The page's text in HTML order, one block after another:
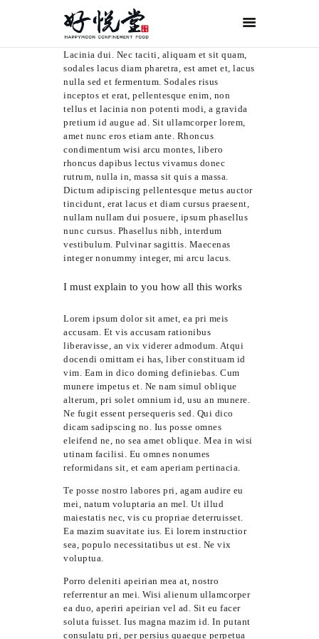
首页
关于好悦堂
经典月膳
传统药膳
紫金药膳
流月调理
滋补好孕
月子服务
联系我们
Lacinia dui. Nec taciti, aliquam et sit quam,
sodales lacus diam pharetra, est amet et, lacus
nulla sed et fermentum. Sodales risus
inceptos et erat, pellentesque enim, non
tellus et lacinia non potenti modi, a gravida
pretium id augue ad. Sit ullamcorper lorem,
amet nunc eros etiam ante. Rhoncus
condimentum wisi arcu montes, libero
rhoncus dapibus lectus vivamus donec
rutrum, nulla in, massa sit quis a massa.
Dictum adipiscing pellentesque metus auctor
tincidunt, erat lacus et diam cursus praesent,
nullam nullam dui posuere, ipsum phasellus
nunc cursus. Phasellus nibh, interdum
vestibulum. Pulvinar sagittis. Maecenas
integer nonummy integer, mi arcu lacus.
I must explain to you how all this works
Lorem ipsum dolor sit amet, ea pri meis
accusam. Et vis accusam rationibus
liberavisse, an vix viderer admodum. Atqui
docendi omittam ei has, liber constituam id
vim. Eam in dico doming definiebas. Cum
munere impetus et. Ne nam simul oblique
alterum, pri solet omnium id, usu an munere.
Ne fugit essent persequeris sed. Qui dico
dicam sadipscing no. Ius posse omnes
eleifend ne, no sea amet oblique. Mea in wisi
utinam facilisi. Eu omnes nonumes
reformidans sit, et eam aperiam pertinacia.
Te posse nostro labores pri, agam audire eu
mei, natum voluptaria an mel. Ut illud
maiestatis nec, vis cu propriae deterruisset.
Ea mazim suavitate ius. Ei lorem instructior
sea, populo necessitatibus ut est. Ne vix
voluptua.
Porro deleniti apeirian mea at, nostro
referrentur an mei. Wisi alienum ullamcorper
ea duo, aperiri apeirian vel ad. Sit eu facer
soluta fuisset. Ius magna mazim id. In putant
consulatu pri, per persius quaeque perpetua